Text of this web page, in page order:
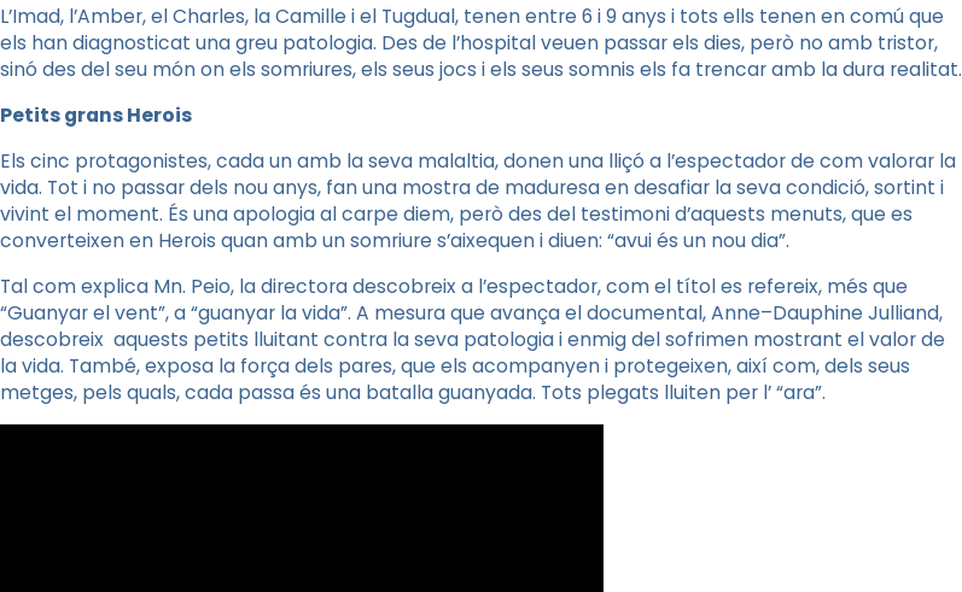
L’Imad, l’Amber, elCharles, laCamille i el Tugdual, tenen entre 6 i 9 anys i tots ells tenen en comú que
els han diagnosticat una greu patologia. Des de l’hospital veuen passar els dies, però no amb tristor,
sinó des del seu món on els somriures, els seus jocs i els seus somnis els fa trencar amb la dura realitat.
Petits grans Herois
Els cinc protagonistes, cada un amb la seva malaltia, donen una lliçó a l’espectador de com valorar la
vida. Tot i no passar dels nou anys, fan una mostra de maduresa en desafiar la seva condició, sortint i
vivint el moment. És una apologia al carpe diem, però des del testimoni d’aquests menuts, que es
converteixen en Herois quan amb un somriure s’aixequen i diuen: “avui és un nou dia”.
Tal com explica Mn. Peio, la directora descobreix a l’espectador, com el títol es refereix, més que
“Guanyar el vent”, a “guanyar la vida”. A mesura que avança el documental,Anne–Dauphine Julliand,
descobreix aquests petits lluitant contra la seva patologia i enmig del sofrimen mostrant el valor de
la vida. També, exposa la força dels pares, que els acompanyen i protegeixen, així com, dels seus
metges, pels quals, cada passa és una batalla guanyada. Tots plegats lluiten per l’ “ara”.